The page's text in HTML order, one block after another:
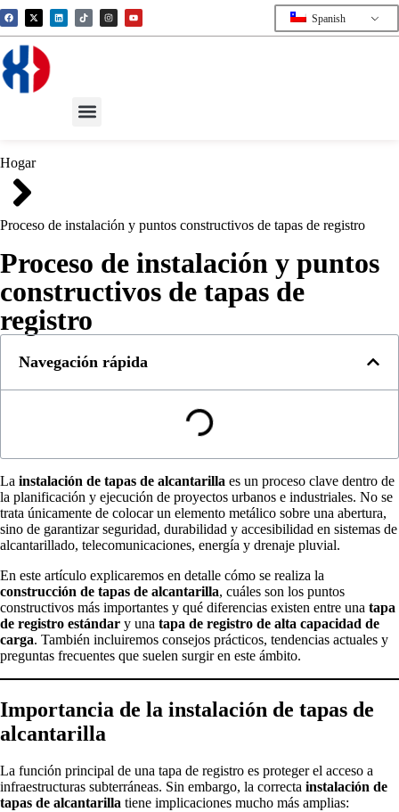
Spanish
Hogar
Proceso de instalación y puntos constructivos de tapas de registro
Proceso de instalación y puntos
constructivos de tapas de
registro
Navegación rápida
La instalación de tapas de alcantarilla es un proceso clave dentro de
la planificación y ejecución de proyectos urbanos e industriales. No se
trata únicamente de colocar un elemento metálico sobre una abertura,
sino de garantizar seguridad, durabilidad y accesibilidad en sistemas de
alcantarillado, telecomunicaciones, energía y drenaje pluvial.
En este artículo explicaremos en detalle cómo se realiza la
construcción de tapas de alcantarilla, cuáles son los puntos
constructivos más importantes y qué diferencias existen entre una tapa
de registro estándar y una tapa de registro de alta capacidad de
carga. También incluiremos consejos prácticos, tendencias actuales y
preguntas frecuentes que suelen surgir en este ámbito.
Importancia de la instalación de tapas de
alcantarilla
La función principal de una tapa de registro es proteger el acceso a
infraestructuras subterráneas. Sin embargo, la correcta instalación de
tapas de alcantarilla tiene implicaciones mucho más amplias: